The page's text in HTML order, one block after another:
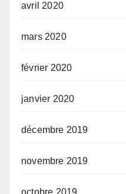
avril 2020
mars 2020
février 2020
janvier 2020
décembre 2019
novembre 2019